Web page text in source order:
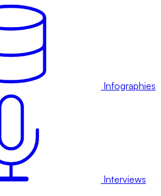
Infographies
Interviews